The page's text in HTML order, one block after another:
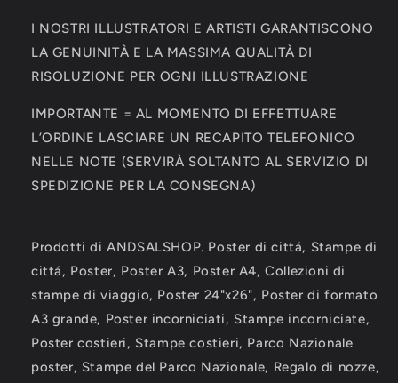
I NOSTRI ILLUSTRATORI E ARTISTI GARANTISCONO
LA GENUINITÀ E LA MASSIMA QUALITÀ DI
RISOLUZIONE PER OGNI ILLUSTRAZIONE
IMPORTANTE = AL MOMENTO DI EFFETTUARE
L’ORDINE LASCIARE UN RECAPITO TELEFONICO
NELLE NOTE (SERVIRÀ SOLTANTO AL SERVIZIO DI
SPEDIZIONE PER LA CONSEGNA)
Prodotti di ANDSALSHOP. Poster di cittá, Stampe di
cittá, Poster, Poster A3, Poster A4, Collezioni di
stampe di viaggio, Poster 24"x26", Poster di formato
A3 grande, Poster incorniciati, Stampe incorniciate,
Poster costieri, Stampe costieri, Parco Nazionale
poster, Stampe del Parco Nazionale, Regalo di nozze,